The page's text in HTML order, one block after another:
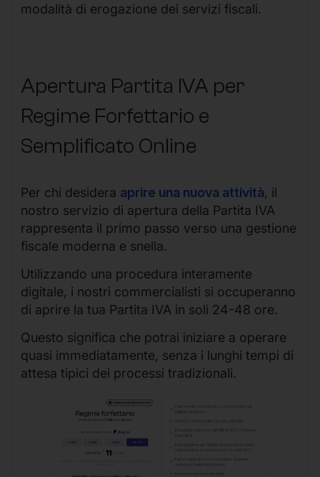
modalità di erogazione dei servizi fiscali.
Apertura Partita IVA per
Regime Forfettario e
Semplificato Online
Per chi desidera aprire una nuova attività, il
nostro servizio di apertura della Partita IVA
rappresenta il primo passo verso una gestione
fiscale moderna e snella.
Utilizzando una procedura interamente
digitale, i nostri commercialisti si occuperanno
di aprire la tua Partita IVA in soli 24-48 ore.
Questo significa che potrai iniziare a operare
quasi immediatamente, senza i lunghi tempi di
attesa tipici dei processi tradizionali.